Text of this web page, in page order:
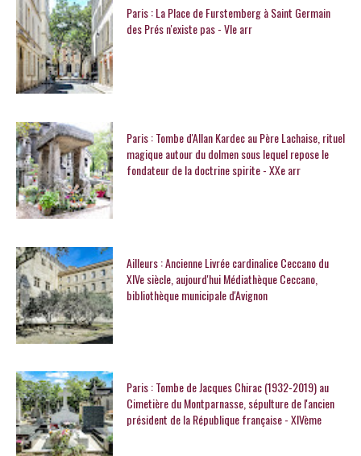
Paris : La Place de Furstemberg à Saint Germain
des Prés n'existe pas - VIe arr
Paris : Tombe d'Allan Kardec au Père Lachaise, rituel
magique autour du dolmen sous lequel repose le
fondateur de la doctrine spirite - XXe arr
Ailleurs : Ancienne Livrée cardinalice Ceccano du
XIVe siècle, aujourd'hui Médiathèque Ceccano,
bibliothèque municipale d'Avignon
Paris : Tombe de Jacques Chirac (1932-2019) au
Cimetière du Montparnasse, sépulture de l'ancien
président de la République française - XIVème